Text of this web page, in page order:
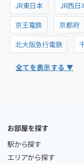
JR東日本 JR西日
京王電鉄
京都府
北大阪急行電鉄
全てを表示する ▼
お部屋を探す
駅から探す
エリアから探す